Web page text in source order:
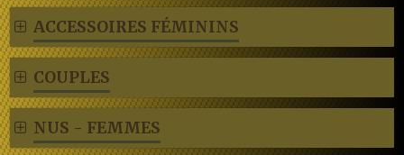
ACCESSOIRES FÉMININS
COUPLES
NUS - FEMMES